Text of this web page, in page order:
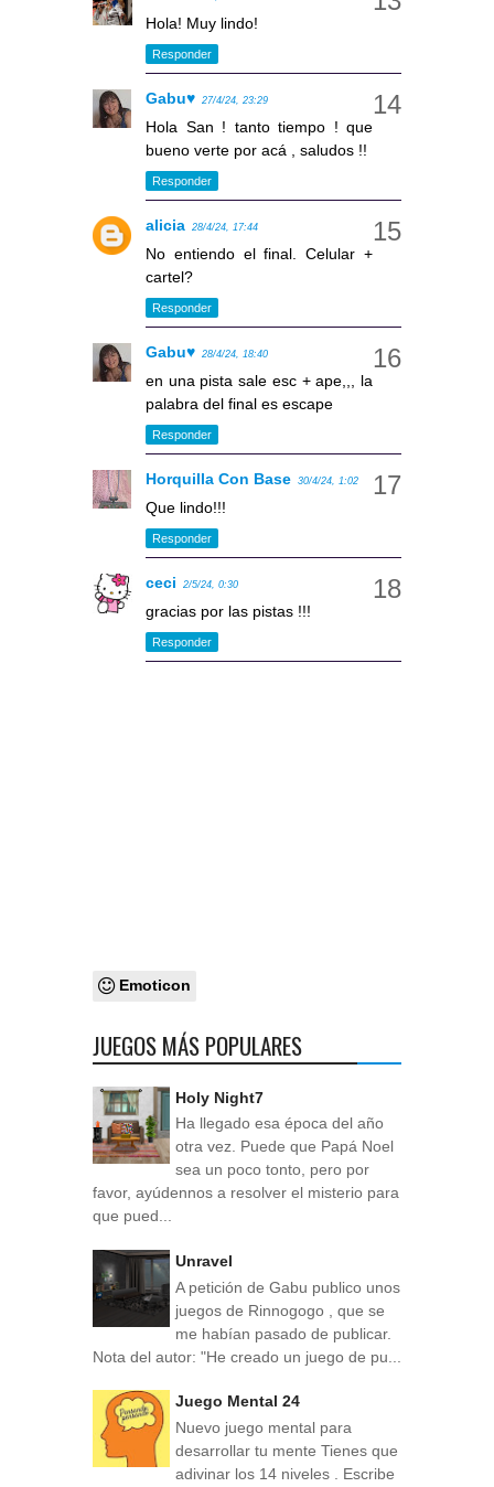
Hola! Muy lindo!
Responder
Gabu♥ 27/4/24, 23:29
Hola San ! tanto tiempo ! que
bueno verte por acá , saludos !!
Responder
alicia 28/4/24, 17:44
No entiendo el final. Celular +
cartel?
Responder
Gabu♥ 28/4/24, 18:40
en una pista sale esc + ape,,, la
palabra del final es escape
Responder
Horquilla Con Base 30/4/24, 1:02
Que lindo!!!
Responder
ceci 2/5/24, 0:30
gracias por las pistas !!!
Responder
Emoticon
JUEGOS MÁS POPULARES
Holy Night7
Ha llegado esa época del año
otra vez. Puede que Papá Noel
sea un poco tonto, pero por
favor, ayúdennos a resolver el misterio para
que pued...
Unravel
A petición de Gabu publico unos
juegos de Rinnogogo , que se
me habían pasado de publicar.
Nota del autor: "He creado un juego de pu...
Juego Mental 24
Nuevo juego mental para
desarrollar tu mente Tienes que
adivinar los 14 niveles . Escribe